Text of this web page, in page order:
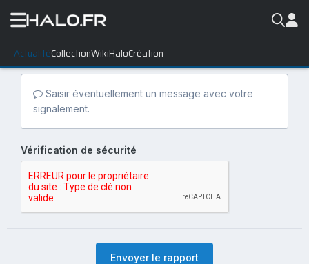
ActualitéCollectionWikiHaloCréation
Saisir éventuellement un message avec votre
signalement.
Vérification de sécurité
Envoyer le rapport